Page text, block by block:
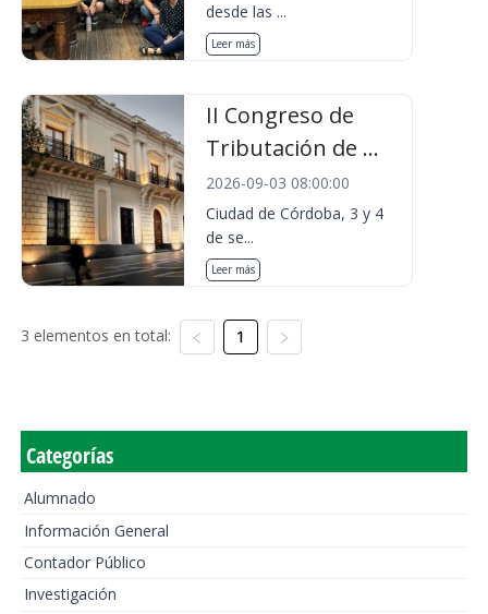
desde las ...
Leer más
II Congreso de
Tributación de ...
2026-09-03 08:00:00
Ciudad de Córdoba, 3 y 4
de se...
Leer más
3 elementos en total: 1
Categorías
Alumnado
Información General
Contador Público
Investigación